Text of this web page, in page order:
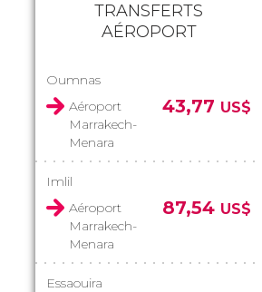
TRANSFERTS
AÉROPORT
Oumnas
Aéroport
Marrakech-
Menara
43,77 US$
Imlil
Aéroport
Marrakech-
Menara
87,54 US$
Essaouira